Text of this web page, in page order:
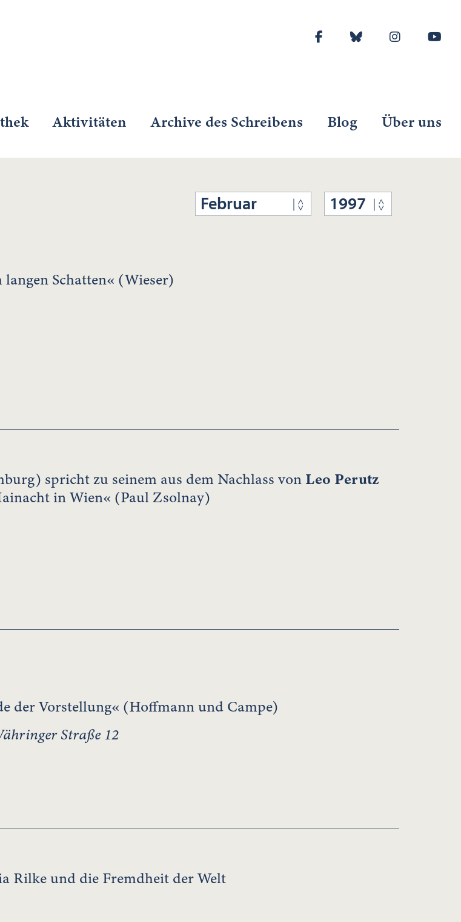
Aktivitäten Archive des Schreibens Blog Über uns
Februar 1997
Schatten« (Wieser)
spricht zu seinem aus dem Nachlass vonLeo Perutz
in Wien« (Paul Zsolnay)
der Vorstellung« (Hoffmann und Campe)
Straße 12
Rilke und die Fremdheit der Welt